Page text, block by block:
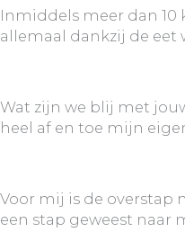
Inmiddels meer dan 10
allemaal dankzij de eet
Wat zijn we blij met
heel af en toe mijn
Voor mij is de overstap
een stap geweest naar